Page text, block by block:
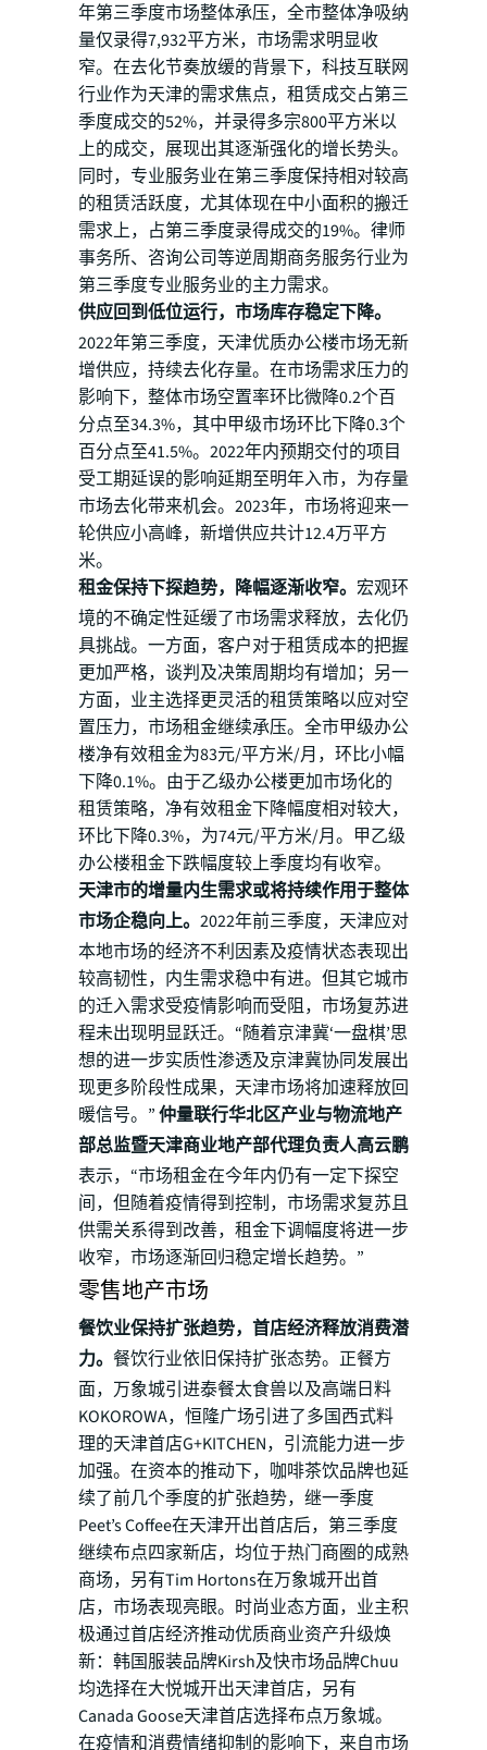
年第三季度市场整体承压，全市整体净吸纳
量仅录得7,932平方米，市场需求明显收
窄。在去化节奏放缓的背景下，科技互联网
行业作为天津的需求焦点，租赁成交占第三
季度成交的52%，并录得多宗800平方米以
上的成交，展现出其逐渐强化的增长势头。
同时，专业服务业在第三季度保持相对较高
的租赁活跃度，尤其体现在中小面积的搬迁
需求上，占第三季度录得成交的19%。律师
事务所、咨询公司等逆周期商务服务行业为
第三季度专业服务业的主力需求。
供应回到低位运行，市场库存稳定下降。
2022年第三季度，天津优质办公楼市场无新
增供应，持续去化存量。在市场需求压力的
影响下，整体市场空置率环比微降0.2个百
分点至34.3%，其中甲级市场环比下降0.3个
百分点至41.5%。2022年内预期交付的项目
受工期延误的影响延期至明年入市，为存量
市场去化带来机会。2023年，市场将迎来一
轮供应小高峰，新增供应共计12.4万平方
米。
租金保持下探趋势，降幅逐渐收窄。 宏观环
境的不确定性延缓了市场需求释放，去化仍
具挑战。一方面，客户对于租赁成本的把握
更加严格，谈判及决策周期均有增加；另一
方面，业主选择更灵活的租赁策略以应对空
置压力，市场租金继续承压。全市甲级办公
楼净有效租金为83元/平方米/月，环比小幅
下降0.1%。由于乙级办公楼更加市场化的
租赁策略，净有效租金下降幅度相对较大，
环比下降0.3%，为74元/平方米/月。甲乙级
办公楼租金下跌幅度较上季度均有收窄。
天津市的增量内生需求或将持续作用于整体
市场企稳向上。 2022年前三季度，天津应对
本地市场的经济不利因素及疫情状态表现出
较高韧性，内生需求稳中有进。但其它城市
的迁入需求受疫情影响而受阻，市场复苏进
程未出现明显跃迁。“随着京津冀‘一盘棋’思
想的进一步实质性渗透及京津冀协同发展出
现更多阶段性成果，天津市场将加速释放回
暖信号。”仲量联行华北区产业与物流地产
部总监暨天津商业地产部代理负责人高云鹏
表示，“市场租金在今年内仍有一定下探空
间，但随着疫情得到控制，市场需求复苏且
供需关系得到改善，租金下调幅度将进一步
收窄，市场逐渐回归稳定增长趋势。”
零售地产市场
餐饮业保持扩张趋势，首店经济释放消费潜
力。 餐饮行业依旧保持扩张态势。正餐方
面，万象城引进泰餐太食兽以及高端日料
KOKOROWA，恒隆广场引进了多国西式料
理的天津首店G+KITCHEN，引流能力进一步
加强。在资本的推动下，咖啡茶饮品牌也延
续了前几个季度的扩张趋势，继一季度
Peet’s Coffee在天津开出首店后，第三季度
继续布点四家新店，均位于热门商圈的成熟
商场，另有Tim Hortons在万象城开出首
店，市场表现亮眼。时尚业态方面，业主积
极通过首店经济推动优质商业资产升级焕
新：韩国服装品牌Kirsh及快市场品牌Chuu
均选择在大悦城开出天津首店，另有
Canada Goose天津首店选择布点万象城。
在疫情和消费情绪抑制的影响下，来自市场